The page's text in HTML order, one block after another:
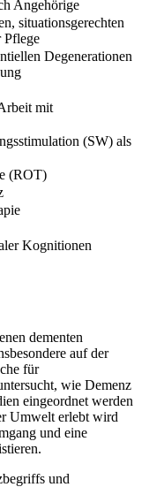
Angehörige
situationsgerechten
Pflege
Degenerationen
mit
(SW) als
(ROT)
Kognitionen
dementen
auf der
für
wie Demenz
eingeordnet werden
Umwelt erlebt wird
und eine
und